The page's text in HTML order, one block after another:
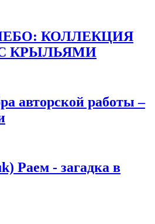
КОЛЛЕКЦИЯ
КРЫЛЬЯМИ
авторской работы –
Раем - загадка в